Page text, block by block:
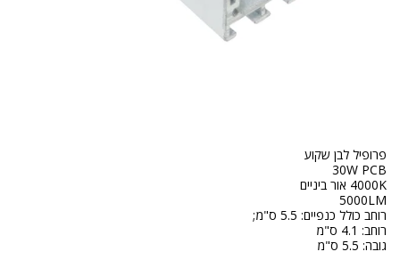
גובה: 5.5 ס"מ